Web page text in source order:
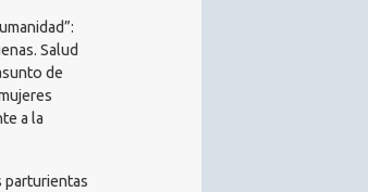
Salud
de
a la
parturientas